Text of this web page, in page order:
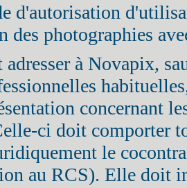
d'autorisation
des photographies
à Novapix,
concernant
ci doit comporter
le
au RCS). Elle doit